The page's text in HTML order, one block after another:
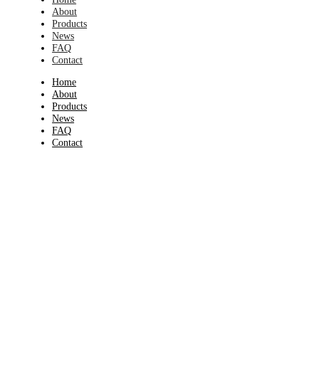
About
Products
News
FAQ
Contact
Home
About
Products
News
FAQ
Contact